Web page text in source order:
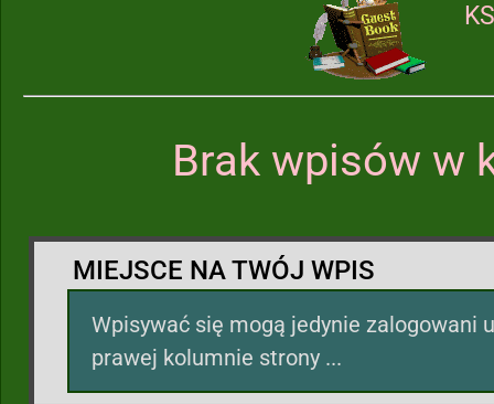
Brak wpisów w
MIEJSCE NA TWÓJ WPIS
Wpisywać się mogą jedynie zalogowani
prawej kolumnie strony ...